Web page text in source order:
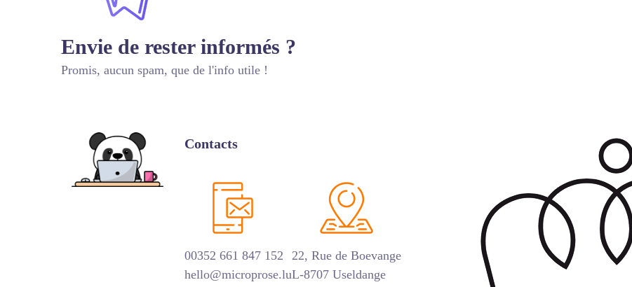
Envie de rester informés ?
Promis, aucun spam, que de l'info utile !
Contacts
00352 661 847 152
hello@microprose.lu
22, Rue de Boevange
L-8707 Useldange